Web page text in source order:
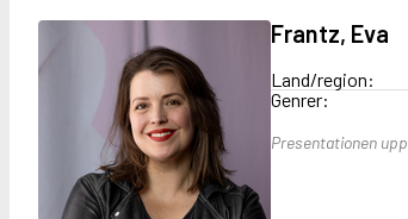
Frantz, Eva
Land/region:
Genrer:
Presentationen